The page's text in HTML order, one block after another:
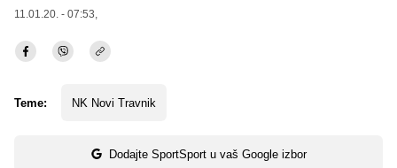
11.01.20. - 07:53,
Teme: NK Novi Travnik
Dodajte SportSport u vaš Google izbor